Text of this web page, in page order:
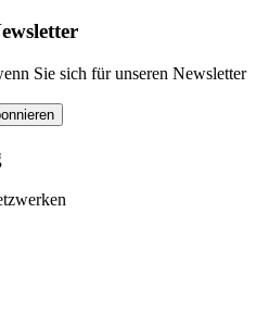
Sie sich für unseren Newsletter